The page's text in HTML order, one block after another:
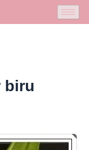
biru